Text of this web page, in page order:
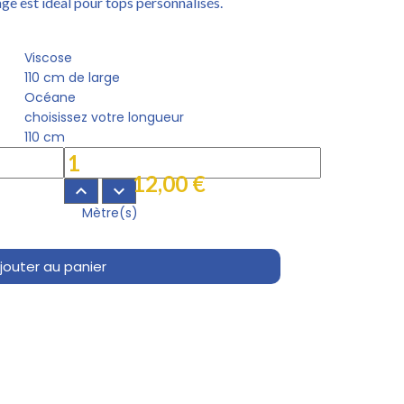
Viscose
110 cm de large
Océane
choisissez votre longueur
110 cm
keyboard_arrow_up keyboard_arrow_down
Mètre(s)
12,00 €
au panier